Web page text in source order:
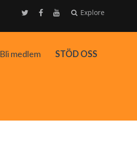
Explore
Bli medlem STÖD OSS